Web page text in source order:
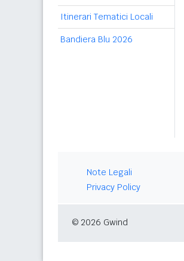
Itinerari Tematici Locali
Bandiera Blu 2026
Note Legali
Privacy Policy
© 2026 Gwind